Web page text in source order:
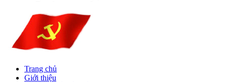
Trang chủ
Giới thiệu